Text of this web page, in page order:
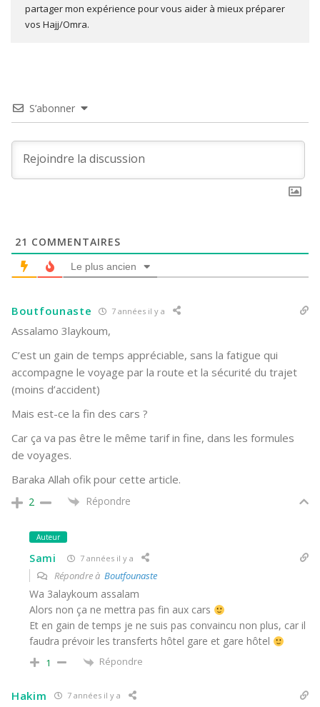
partager mon expérience pour vous aider à mieux préparer
vos Hajj/Omra.
S’abonner
21 COMMENTAIRES
Le plus ancien
Boutfounaste 7 années il y a
Assalamo 3laykoum,
C’est un gain de temps appréciable, sans la fatigue qui
accompagne le voyage par la route et la sécurité du trajet
(moins d’accident)
Mais est-ce la fin des cars ?
Car ça va pas être le même tarif in fine, dans les formules
de voyages.
Baraka Allah ofik pour cette article.
2 Répondre
Auteur
Sami 7 années il y a
Répondre à Boutfounaste
Wa 3alaykoum assalam
Alors non ça ne mettra pas fin aux cars
Et en gain de temps je ne suis pas convaincu non plus, car il
faudra prévoir les transferts hôtel gare et gare hôtel
1 Répondre
Hakim 7 années il y a